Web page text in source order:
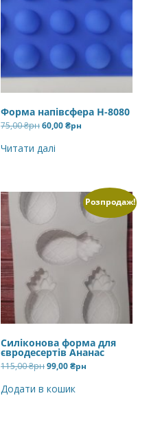
Форма напівсфера H-8080
75,00₴рнОригінальна
ціна:
60,00₴рн
Читати далі
Розпродаж!
Силіконова форма для
євродесертів Ананас
115,00₴рнОригінальна
ціна:
99,00₴рн
Додати в кошик